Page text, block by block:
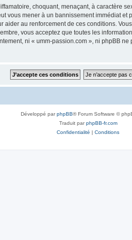
choquant, menaçant, à caractère
vous mener à un bannissement immédiat
au renforcement de ces conditions.
vous acceptez que toutes les
ni « umm-passion.com », ni phpBB
Développé parphpBB® Forum Software ©
Traduit parphpBB-fr.com
Confidentialité | Conditions